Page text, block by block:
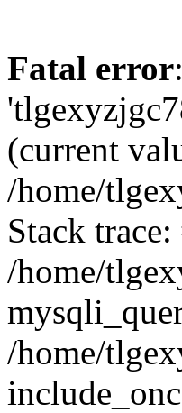
Fatal error
(current
/home/
Stack trace:
/home/
/home/